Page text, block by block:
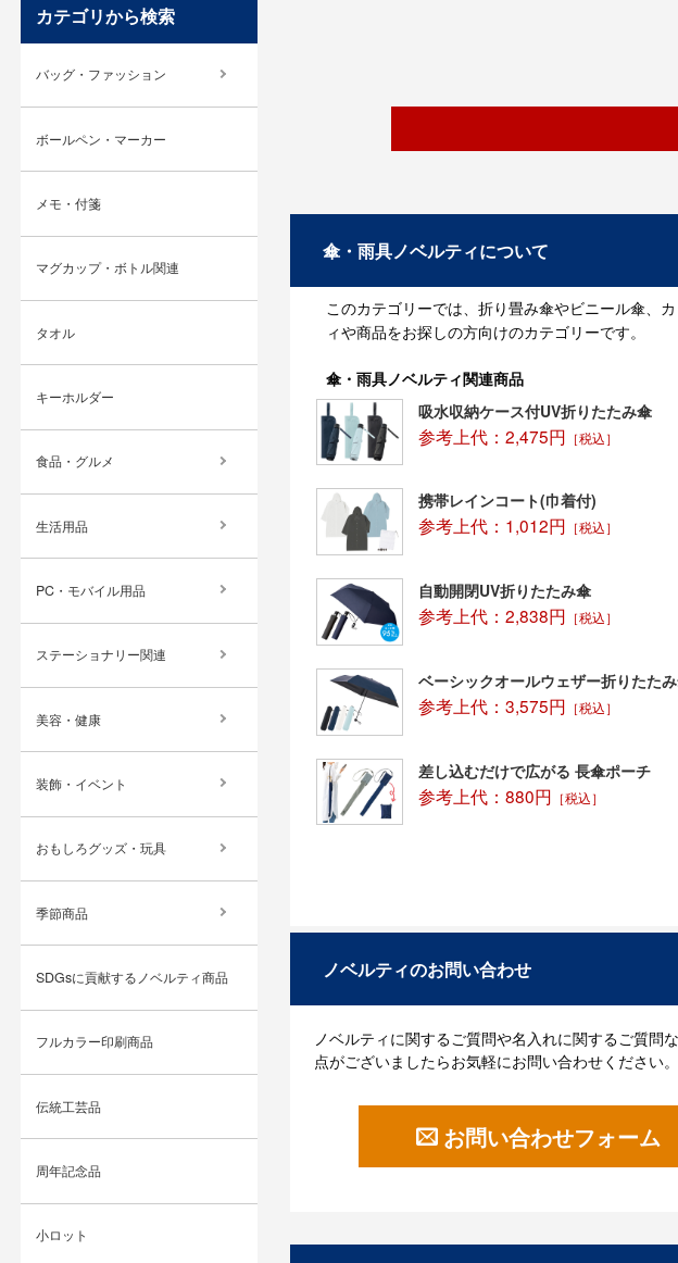
傘・雨具ノベルティについて
このカテゴリーでは、折り畳み傘やビニール傘、
ィや商品をお探しの方向けのカテゴリーです。
傘・雨具ノベルティ関連商品
吸水収納ケース付UV折りたたみ傘
参考上代：2,475円 ［税込］
携帯レインコート(巾着付)
参考上代：1,012円 ［税込］
自動開閉UV折りたたみ傘
参考上代：2,838円 ［税込］
ベーシックオールウェザー折りたた
参考上代：3,575円 ［税込］
差し込むだけで広がる 長傘ポーチ
参考上代：880円 ［税込］
ノベルティのお問い合わせ
ノベルティに関するご質問や名入れに関するご質問
点がございましたらお気軽にお問い合わせください。
お問い合わせフォーム
カテゴリから検索
バッグ・ファッション
ボールペン・マーカー
メモ・付箋
マグカップ・ボトル関連
タオル
キーホルダー
食品・グルメ
生活用品
PC・モバイル用品
ステーショナリー関連
美容・健康
装飾・イベント
おもしろグッズ・玩具
季節商品
SDGsに貢献するノベルティ商品
フルカラー印刷商品
伝統工芸品
周年記念品
小ロット